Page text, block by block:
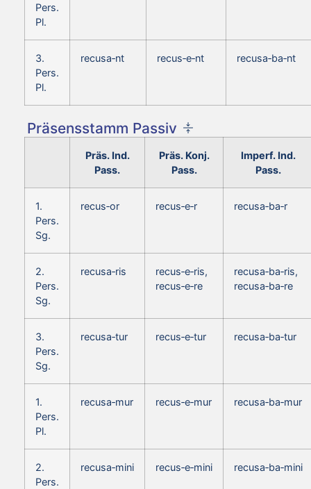
Pers.
Pl.
3.
Pers.
Pl.
recusa‑nt recus‑e‑nt recusa‑ba‑nt
Präsensstamm Passiv
Präs. Ind.
Pass.
Präs. Konj.
Pass.
Imperf. Ind.
Pass.
1.
Pers.
Sg.
recus‑or recus‑e‑r recusa‑ba‑r
2.
Pers.
Sg.
recusa‑ris
recus‑e‑ris,
recus‑e‑re
recusa‑ba‑ris,
recusa‑ba‑re
3.
Pers.
Sg.
recusa‑tur recus‑e‑tur recusa‑ba‑tur
1.
Pers.
Pl.
recusa‑mur recus‑e‑mur recusa‑ba‑mur
2.
Pers.
recusa‑mini recus‑e‑mini recusa‑ba‑mini